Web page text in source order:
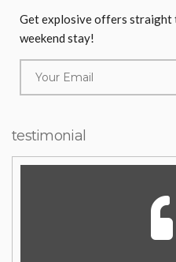
Get explosive offers straight
weekend stay!
testimonial